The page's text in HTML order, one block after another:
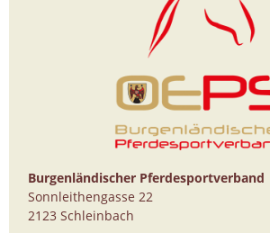
Burgenländischer Pferdesportverband
Sonnleithengasse 22
2123 Schleinbach